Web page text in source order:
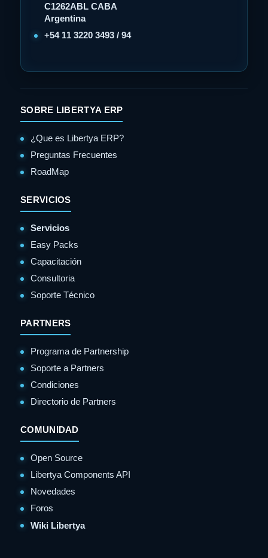
C1262ABL CABA
Argentina
+54 11 3220 3493 / 94
SOBRE LIBERTYA ERP
¿Que es Libertya ERP?
Preguntas Frecuentes
RoadMap
SERVICIOS
Servicios
Easy Packs
Capacitación
Consultoria
Soporte Técnico
PARTNERS
Programa de Partnership
Soporte a Partners
Condiciones
Directorio de Partners
COMUNIDAD
Open Source
Libertya Components API
Novedades
Foros
Wiki Libertya